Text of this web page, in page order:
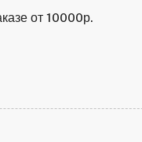
от 10000р.